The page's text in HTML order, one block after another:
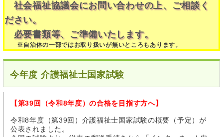
社会福祉協議会にお問い合わせの上、ご相談く
ださい。
必要書類等、ご準備いたします。
※自治体の一部ではお取り扱いが無いところもあります。
今年度 介護福祉士国家試験
【第39回（令和8年度）の合格を目指す方へ】
令和8年度（第39回）介護福祉士国家試験の概要（予定）が
公表されました。